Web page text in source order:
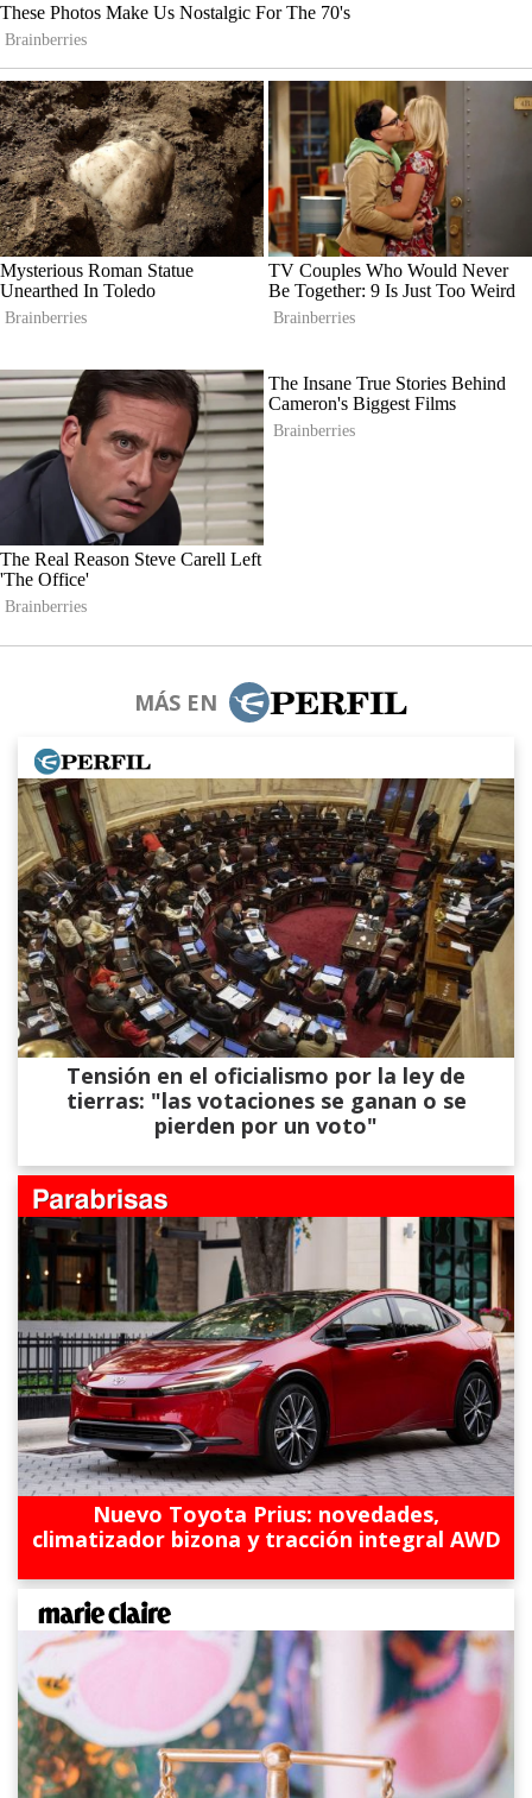
MÁS EN
Tensión en el oficialismo por la ley de
tierras: "las votaciones se ganan o se
pierden por un voto"
Nuevo Toyota Prius: novedades,
climatizador bizona y tracción integral AWD